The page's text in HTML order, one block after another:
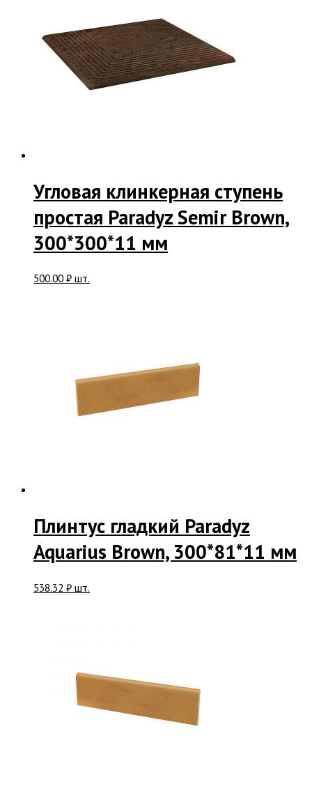
Угловая клинкерная ступень
простая Paradyz Semir Brown,
300*300*11 мм
500.00 ₽ шт.
Плинтус гладкий Paradyz
Aquarius Brown, 300*81*11 мм
538.32 ₽ шт.